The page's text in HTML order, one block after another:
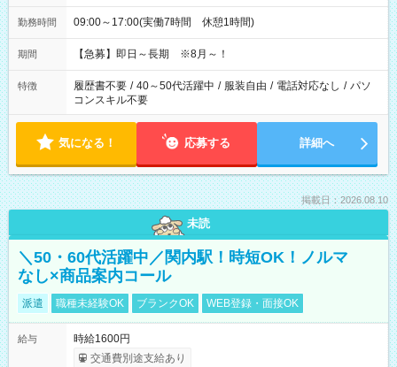
勤務時間 09:00～17:00(実働7時間 休憩1時間)
期間 【急募】即日～長期 ※8月～！
特徴 履歴書不要 / 40～50代活躍中 / 服装自由 / 電話対応なし / パソ
コンスキル不要
気になる！ 応募する 詳細へ
掲載日：2026.08.10
未読
＼50・60代活躍中／関内駅！時短OK！ノルマ
なし×商品案内コール
派遣 職種未経験OK ブランクOK WEB登録・面接OK
給与
時給1600円
交通費別途支給あり